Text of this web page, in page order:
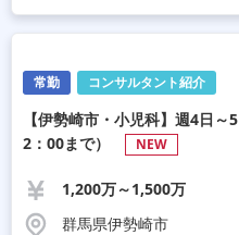
常勤 コンサルタント紹介
【伊勢崎市・小児科】週4日
2：00まで）
NEW
1,200万～1,500万
群馬県伊勢崎市